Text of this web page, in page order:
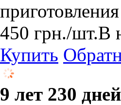
450 грн./шт.В
Купить
9 лет 230 дней